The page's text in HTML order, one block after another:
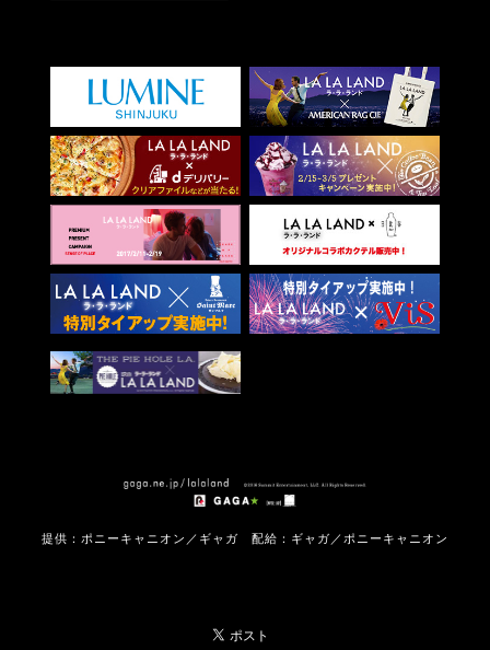
提供：ポニーキャニオン／ギャガ 配給：ギャガ／ポニーキャニオン